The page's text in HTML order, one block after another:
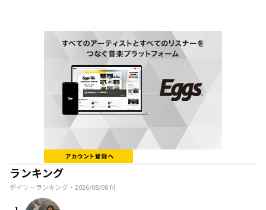
ランキング
デイリーランキング・ 2026/08/08付